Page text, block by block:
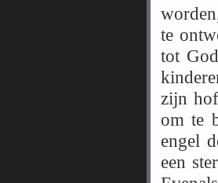
te
tot
zijn
om te
engel
een